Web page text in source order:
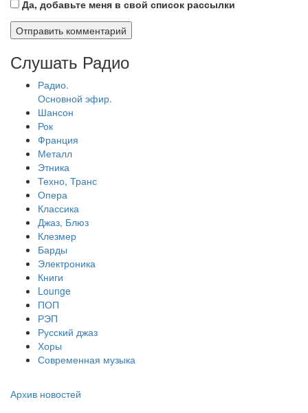
Да, добавьте меня в свой список рассылки
Слушать Радио
Радио.
Основной эфир.
Шансон
Рок
Франция
Металл
Этника
Техно, Транс
Опера
Классика
Джаз, Блюз
Клезмер
Барды
Электроника
Книги
Lounge
ПОП
РЭП
Русский джаз
Хоры
Современная музыка
Архив новостей